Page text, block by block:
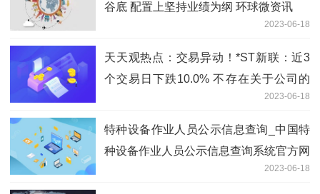
谷底 配置上坚持业绩为纲 环球微资讯
2023-06-18
天天观热点：交易异动！*ST新联：近3
个交易日下跌10.0% 不存在关于公司的
2023-06-18
特种设备作业人员公示信息查询_中国特
种设备作业人员公示信息查询系统官方网
2023-06-18